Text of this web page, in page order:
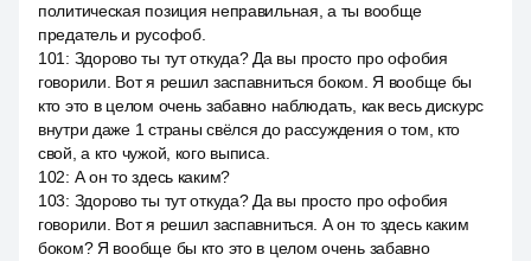
политическая позиция неправильная, а ты вообще
предатель и русофоб.
101 : Здорово ты тут откуда? Да вы просто про офобия
говорили. Вот я решил заспавниться боком. Я вообще бы
кто это в целом очень забавно наблюдать, как весь дискурс
внутри даже 1 страны свёлся до рассуждения о том, кто
свой, а кто чужой, кого выписа.
102: А он то здесь каким?
103: Здорово ты тут откуда? Да вы просто про офобия
говорили. Вот я решил заспавниться. А он то здесь каким
боком? Я вообще бы кто это в целом очень забавно